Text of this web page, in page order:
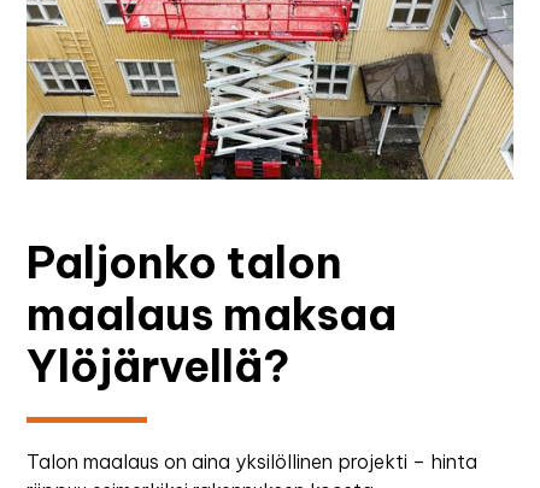
Paljonko talon
maalaus maksaa
Ylöjärvellä?
Talon maalaus on aina yksilöllinen projekti – hinta